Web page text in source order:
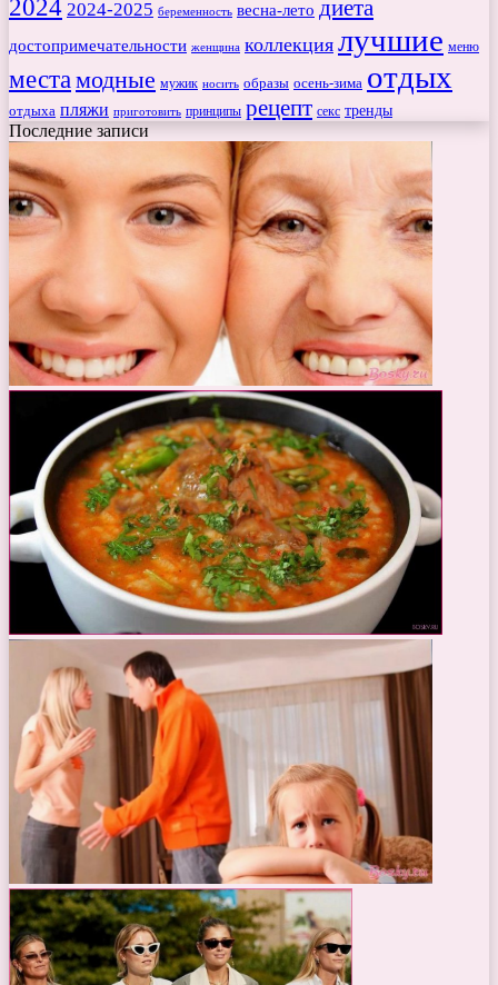
2024 2024-2025 беременность весна-лето диета
достопримечательности женщина коллекция лучшие меню
места модные мужик носить образы осень-зима отдых
отдыха пляжи приготовить принципы рецепт секс тренды
Последние записи